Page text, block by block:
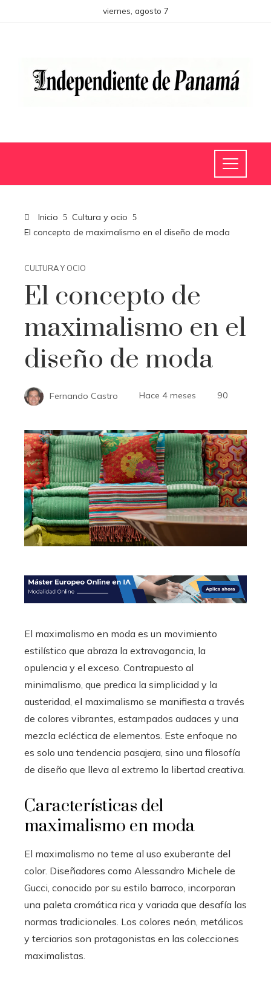
viernes, agosto 7
Inicio
Cultura y ocio
El concepto de maximalismo en el diseño de moda
CULTURA Y OCIO
El concepto de
maximalismo en el
diseño de moda
Fernando Castro Hace 4 meses 90
El maximalismo en moda es un movimiento
estilístico que abraza la extravagancia, la
opulencia y el exceso. Contrapuesto al
minimalismo, que predica la simplicidad y la
austeridad, el maximalismo se manifiesta a través
de colores vibrantes, estampados audaces y una
mezcla ecléctica de elementos. Este enfoque no
es solo una tendencia pasajera, sino una filosofía
de diseño que lleva al extremo la libertad creativa.
Características del
maximalismo en moda
El maximalismo no teme al uso exuberante del
color. Diseñadores como Alessandro Michele de
Gucci, conocido por su estilo barroco, incorporan
una paleta cromática rica y variada que desafía las
normas tradicionales. Los colores neón, metálicos
y terciarios son protagonistas en las colecciones
maximalistas.